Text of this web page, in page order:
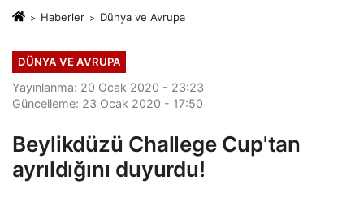
Haberler Dünya ve Avrupa
DÜNYA VE AVRUPA
Yayınlanma: 20 Ocak 2020 - 23:23
Güncelleme: 23 Ocak 2020 - 17:50
Beylikdüzü Challege Cup'tan
ayrıldığını duyurdu!